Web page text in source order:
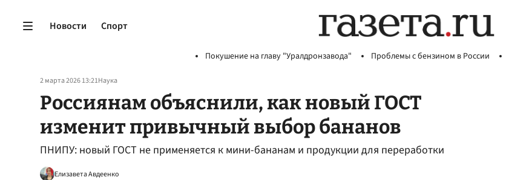
Новости Спорт
Покушение на главу "Уралдронзавода" Проблемы с бензином в России
2 марта 2026 13:21Наука
Россиянам объяснили, как новый ГОСТ
изменит привычный выбор бананов
ПНИПУ: новый ГОСТ не применяется к мини-бананам и продукции для переработки
Елизавета Авдеенко